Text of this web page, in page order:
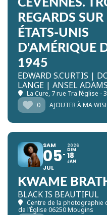
CÉVENNES.
REGARDS SUR
ÉTATS-UNIS
D'AMÉRIQUE
1945
EDWARD S.CURTIS |
LANGE | ANSEL ADAMS
La Cure, 7 rue Tra l’église -
0
AJOUTER À MA
SAM
05
JUL
2026
DIM
18
JAN
KWAME
BLACK IS BEAUTIFUL
Centre de la photographie
de l’Église 06250 Mougins